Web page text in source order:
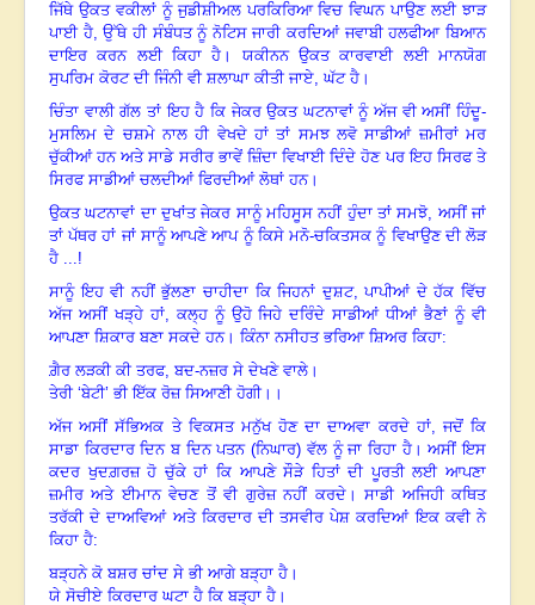
ਜਿੱਥੇ ਉਕਤ ਵਕੀਲਾਂ ਨੂੰ ਜੁਡੀਸ਼ੀਅਲ ਪਰਕਿਰਿਆ ਵਿਚ ਵਿਘਨ ਪਾਉਣ ਲਈ ਝਾੜ
ਪਾਈ ਹੈ, ਉੱਥੇ ਹੀ ਸੰਬੰਧਤ ਨੂੰ ਨੋਟਿਸ ਜਾਰੀ ਕਰਦਿਆਂ ਜਵਾਬੀ ਹਲਫੀਆ ਬਿਆਨ
ਦਾਇਰ ਕਰਨ ਲਈ ਕਿਹਾ ਹੈ। ਯਕੀਨਨ ਉਕਤ ਕਾਰਵਾਈ ਲਈ ਮਾਨਯੋਗ
ਸੁਪਰਿਮ ਕੋਰਟ ਦੀ ਜਿੰਨੀ ਵੀ ਸ਼ਲਾਘਾ ਕੀਤੀ ਜਾਏ, ਘੱਟ ਹੈ।
ਚਿੰਤਾ ਵਾਲੀ ਗੱਲ ਤਾਂ ਇਹ ਹੈ ਕਿ ਜੇਕਰ ਉਕਤ ਘਟਨਾਵਾਂ ਨੂੰ ਅੱਜ ਵੀ ਅਸੀਂ ਹਿੰਦੂ-
ਮੁਸਲਿਮ ਦੇ ਚਸ਼ਮੇ ਨਾਲ ਹੀ ਵੇਖਦੇ ਹਾਂ ਤਾਂ ਸਮਝ ਲਵੋ ਸਾਡੀਆਂ ਜ਼ਮੀਰਾਂ ਮਰ
ਚੁੱਕੀਆਂ ਹਨ ਅਤੇ ਸਾਡੇ ਸਰੀਰ ਭਾਵੇਂ ਜ਼ਿੰਦਾ ਵਿਖਾਈ ਦਿੰਦੇ ਹੋਣ ਪਰ ਇਹ ਸਿਰਫ ਤੇ
ਸਿਰਫ ਸਾਡੀਆਂ ਚਲਦੀਆਂ ਫਿਰਦੀਆਂ ਲੋਥਾਂ ਹਨ।
ਉਕਤ ਘਟਨਾਵਾਂ ਦਾ ਦੁਖਾਂਤ ਜੇਕਰ ਸਾਨੂੰ ਮਹਿਸੂਸ ਨਹੀਂ ਹੁੰਦਾ ਤਾਂ ਸਮਝੋ, ਅਸੀਂ ਜਾਂ
ਤਾਂ ਪੱਥਰ ਹਾਂ ਜਾਂ ਸਾਨੂੰ ਆਪਣੇ ਆਪ ਨੂੰ ਕਿਸੇ ਮਨੋ-ਚਕਿਤਸਕ ਨੂੰ ਵਿਖਾਉਣ ਦੀ ਲੋੜ
ਹੈ ...!
ਸਾਨੂੰ ਇਹ ਵੀ ਨਹੀਂ ਭੁੱਲਣਾ ਚਾਹੀਦਾ ਕਿ ਜਿਹਨਾਂ ਦੁਸ਼ਟ,ਪਾਪੀਆਂ ਦੇ ਹੱਕ ਵਿੱਚ
ਅੱਜ ਅਸੀਂ ਖੜ੍ਹੇ ਹਾਂ, ਕਲ੍ਹ ਨੂੰ ਉਹੋ ਜਿਹੇ ਦਰਿੰਦੇ ਸਾਡੀਆਂ ਧੀਆਂ ਭੈਣਾਂ ਨੂੰ ਵੀ
ਆਪਣਾ ਸ਼ਿਕਾਰ ਬਣਾ ਸਕਦੇ ਹਨ। ਕਿੰਨਾ ਨਸੀਹਤ ਭਰਿਆ ਸ਼ਿਅਰ ਕਿਹਾ:
ਗ਼ੈਰ ਲੜਕੀ ਕੀ ਤਰਫ, ਬਦ-ਨਜ਼ਰ ਸੇ ਦੇਖਣੇ ਵਾਲੇ।
ਤੇਰੀ ‘ਬੇਟੀ’ ਭੀ ਇੱਕ ਰੋਜ਼ ਸਿਆਣੀ ਹੋਗੀ।।
ਅੱਜ ਅਸੀਂ ਸੱਭਿਅਕ ਤੇ ਵਿਕਸਤ ਮਨੁੱਖ ਹੋਣ ਦਾ ਦਾਅਵਾ ਕਰਦੇ ਹਾਂ, ਜਦੋਂ ਕਿ
ਸਾਡਾ ਕਿਰਦਾਰ ਦਿਨ ਬ ਦਿਨ ਪਤਨ (ਨਿਘਾਰ) ਵੱਲ ਨੂੰ ਜਾ ਰਿਹਾ ਹੈ। ਅਸੀਂ ਇਸ
ਕਦਰ ਖੁਦਗ਼ਰਜ਼ ਹੋ ਚੁੱਕੇ ਹਾਂ ਕਿ ਆਪਣੇ ਸੌੜੇ ਹਿਤਾਂ ਦੀ ਪੂਰਤੀ ਲਈ ਆਪਣਾ
ਜ਼ਮੀਰ ਅਤੇ ਈਮਾਨ ਵੇਚਣ ਤੋਂ ਵੀ ਗੁਰੇਜ਼ ਨਹੀਂ ਕਰਦੇ।
ਸਾਡੀ ਅਜਿਹੀ ਕਥਿਤ
ਤਰੱਕੀ ਦੇ ਦਾਅਵਿਆਂ ਅਤੇ ਕਿਰਦਾਰ ਦੀ ਤਸਵੀਰ ਪੇਸ਼ ਕਰਦਿਆਂ ਇਕ ਕਵੀ ਨੇ
ਕਿਹਾ ਹੈ:
ਬੜ੍ਹਨੇ ਕੋ ਬਸ਼ਰ ਚਾਂਦ ਸੇ ਭੀ ਆਗੇ ਬੜ੍ਹਾ ਹੈ।
ਯੇ ਸੋਚੀਏ ਕਿਰਦਾਰ ਘਟਾ ਹੈ ਕਿ ਬੜ੍ਹਾ ਹੈ।